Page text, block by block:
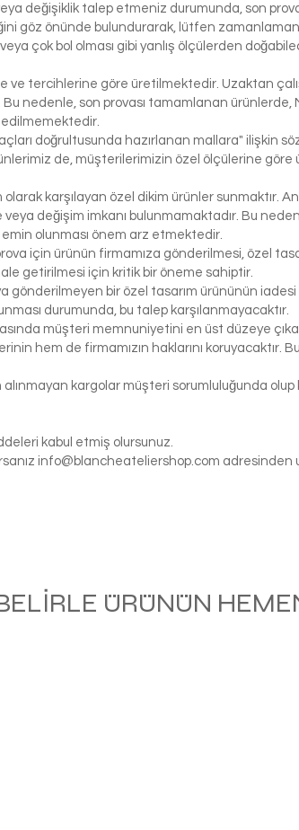
değişiklik talep etmeniz durumunda, son
göz önünde bulundurarak, lütfen
çok bol olması gibi yanlış ölçülerden
ve tercihlerine göre üretilmektedir. Uzaktan
nedenle, son provası tamamlanan
edilmemektedir.
doğrultusunda hazırlanan mallara" ilişkin
de, müşterilerimizin özel ölçülerine
karşılayan özel dikim ürünler sunmaktır.
değişim imkanı bulunmamaktadır. Bu
olunması önem arz etmektedir.
için ürünün firmamıza gönderilmesi, özel
getirilmesi için kritik bir öneme sahiptir.
gönderilmeyen bir özel tasarım ürününün
durumunda, bu talep karşılanmayacaktır.
müşteri memnuniyetini en üst düzeye
hem de firmamızın haklarını koruyacaktır.
kargolar müşteri sorumluluğunda
kabul etmiş olursunuz.
info@blancheateliershop.com adresinden
ÜRÜNÜN